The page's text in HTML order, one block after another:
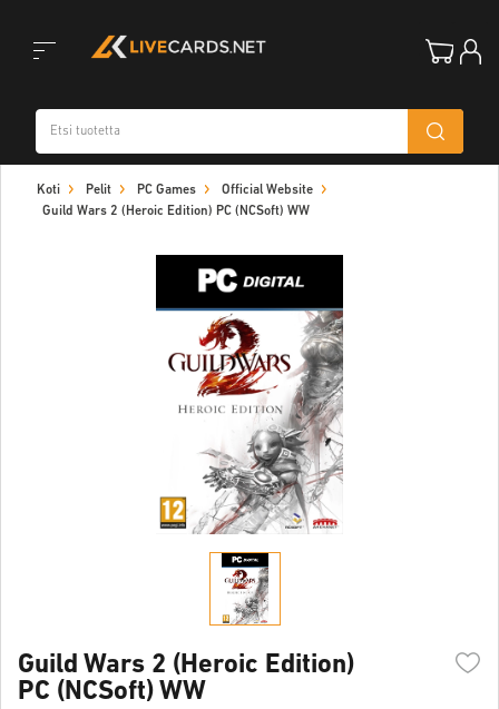
navigation
Koti Pelit PC Games
Official Website
Guild Wars 2 (Heroic Edition) PC (NCSoft) WW
Guild Wars 2 (Heroic Edition)
PC (NCSoft) WW